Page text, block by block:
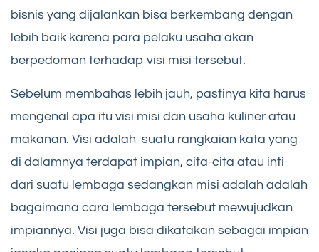
bisnis yang dijalankan bisa berkembang dengan
lebih baik karena para pelaku usaha akan
berpedoman terhadap visi misi tersebut.
Sebelum membahas lebih jauh, pastinya kita harus
mengenal apa itu visi misi dan usaha kuliner atau
makanan. Visi adalah suatu rangkaian kata yang
di dalamnya terdapat impian, cita-cita atau inti
dari suatu lembaga sedangkan misi adalah adalah
bagaimana cara lembaga tersebut mewujudkan
impiannya. Visi juga bisa dikatakan sebagai impian